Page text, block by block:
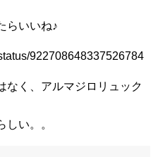
らいいね♪
922708648337526784
なく、アルマジロリュック
い。。